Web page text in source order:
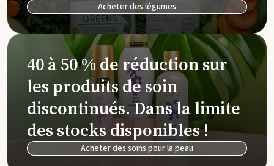
Acheter des légumes
40 à 50 % de réduction sur
les produits de soin
discontinués. Dans la limite
des stocks disponibles !
Acheter des soins pour la peau